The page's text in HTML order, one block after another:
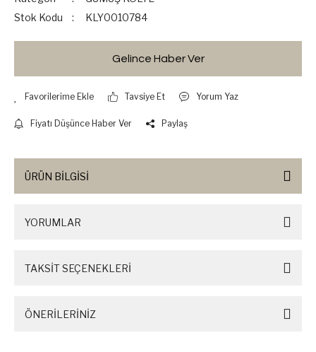
Stok Kodu
KLY0010784
Gelince Haber Ver
Tavsiye Et Yorum Yaz
Fiyatı Düşünce Haber Ver Paylaş
ÜRÜN BİLGİSİ
YORUMLAR
TAKSİT SEÇENEKLERİ
ÖNERİLERİNİZ